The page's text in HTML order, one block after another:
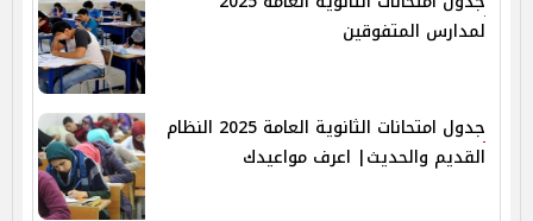
لمدارس المتفوقين
جدول امتحانات الثانوية العامة 2025 النظام
القديم والحديث| اعرف مواعيدك